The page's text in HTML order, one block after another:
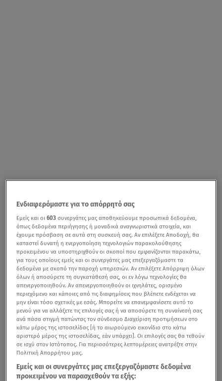
Ενδιαφερόμαστε για το απόρρητό σας
Εμείς και οι603 συνεργάτες μας αποθηκεύουμε προσωπικά δεδομένα,
όπως δεδομένα περιήγησης ή μοναδικά αναγνωριστικά στοιχεία, και
έχουμε πρόσβαση σε αυτά στη συσκευή σας. Αν επιλέξετε Αποδοχή, θα
καταστεί δυνατή η ενεργοποίηση τεχνολογιών παρακολούθησης
προκειμένου να υποστηριχθούν οι σκοποί που εμφανίζονται παρακάτω,
για τους οποίους εμείς και οι συνεργάτες μας επεξεργαζόμαστε τα
δεδομένα με σκοπό την παροχή υπηρεσιών. Αν επιλέξετε Απόρριψη όλων
όλων ή αποσύρετε τη συγκατάθεσή σας, οι εν λόγω τεχνολογίες θα
απενεργοποιηθούν. Αν απενεργοποιηθούν οι ιχνηλάτες, ορισμένο
περιεχόμενο και κάποιες από τις διαφημίσεις που βλέπετε ενδέχεται να
μην είναι τόσο σχετικές με εσάς. Μπορείτε να επανεμφανίσετε αυτό το
μενού για να αλλάξετε τις επιλογές σας ή να αποσύρετε τη συναίνεσή σας
ανά πάσα στιγμή πατώντας τον σύνδεσμο Διαχείριση προτιμήσεων στο
κάτω μέρος της ιστοσελίδας [ή το αιωρούμενο εικονίδιο στο κάτω
αριστερό μέρος της ιστοσελίδας, εάν υπάρχει]. Οι επιλογές σας θα τεθούν
σε ισχύ στον Ιστότοπος. Για περισσότερες λεπτομέρειες ανατρέξτε στην
Πολιτική Απορρήτου μας.
Εμείς και οι συνεργάτες μας επεξεργαζόμαστε δεδομένα
προκειμένου να παρασχεθούν τα εξής: